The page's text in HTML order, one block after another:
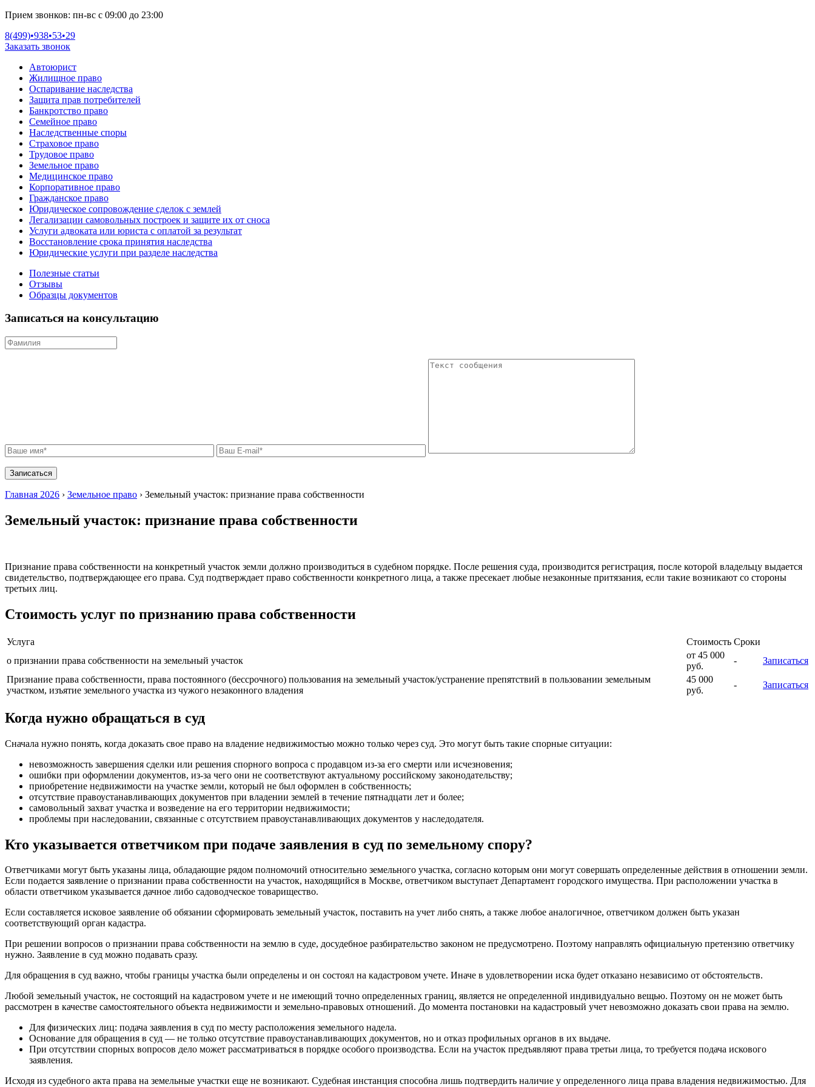
Прием звонков: пн-вс с 09:00 до 23:00
8(499)•938•53•29
Заказать звонок
Автоюрист
Жилищное право
Оспаривание наследства
Защита прав потребителей
Банкротство право
Семейное право
Наследственные споры
Страховое право
Трудовое право
Земельное право
Медицинское право
Корпоративное право
Гражданское право
Юридическое сопровождение сделок с землей
Легализации самовольных построек и защите их от сноса
Услуги адвоката или юриста с оплатой за результат
Восстановление срока принятия наследства
Юридические услуги при разделе наследства
Полезные статьи
Отзывы
Образцы документов
Записаться на консультацию
Главная 2026 › Земельное право › Земельный участок: признание права собственности
Земельный участок: признание права собственности
Признание права собственности на конкретный участок земли должно производиться в судебном порядке. После решения суда, производится регистрация, после которой владельцу выдается
свидетельство, подтверждающее его права. Суд подтверждает право собственности конкретного лица, а также пресекает любые незаконные притязания, если такие возникают со стороны
третьих лиц.
Стоимость услуг по признанию права собственности
Услуга Стоимость Сроки
о признании права собственности на земельный участок
от 45 000
руб.
-
Записаться
Признание права собственности, права постоянного (бессрочного) пользования на земельный участок/устранение препятствий в пользовании земельным
участком, изъятие земельного участка из чужого незаконного владения
45 000
руб.
- Записаться
Когда нужно обращаться в суд
Сначала нужно понять, когда доказать свое право на владение недвижимостью можно только через суд. Это могут быть такие спорные ситуации:
невозможность завершения сделки или решения спорного вопроса с продавцом из-за его смерти или исчезновения;
ошибки при оформлении документов, из-за чего они не соответствуют актуальному российскому законодательству;
приобретение недвижимости на участке земли, который не был оформлен в собственность;
отсутствие правоустанавливающих документов при владении землей в течение пятнадцати лет и более;
самовольный захват участка и возведение на его территории недвижимости;
проблемы при наследовании, связанные с отсутствием правоустанавливающих документов у наследодателя.
Кто указывается ответчиком при подаче заявления в суд по земельному спору?
Ответчиками могут быть указаны лица, обладающие рядом полномочий относительно земельного участка, согласно которым они могут совершать определенные действия в отношении земли.
Если подается заявление о признании права собственности на участок, находящийся в Москве, ответчиком выступает Департамент городского имущества. При расположении участка в
области ответчиком указывается дачное либо садоводческое товарищество.
Если составляется исковое заявление об обязании сформировать земельный участок, поставить на учет либо снять, а также любое аналогичное, ответчиком должен быть указан
соответствующий орган кадастра.
При решении вопросов о признании права собственности на землю в суде, досудебное разбирательство законом не предусмотрено. Поэтому направлять официальную претензию ответчику
нужно. Заявление в суд можно подавать сразу.
Для обращения в суд важно, чтобы границы участка были определены и он состоял на кадастровом учете. Иначе в удовлетворении иска будет отказано независимо от обстоятельств.
Любой земельный участок, не состоящий на кадастровом учете и не имеющий точно определенных границ, является не определенной индивидуально вещью. Поэтому он не может быть
рассмотрен в качестве самостоятельного объекта недвижимости и земельно-правовых отношений. До момента постановки на кадастровый учет невозможно доказать свои права на землю.
Для физических лиц: подача заявления в суд по месту расположения земельного надела.
Основание для обращения в суд — не только отсутствие правоустанавливающих документов, но и отказ профильных органов в их выдаче.
При отсутствии спорных вопросов дело может рассматриваться в порядке особого производства. Если на участок предъявляют права третьи лица, то требуется подача искового
заявления.
Исходя из судебного акта права на земельные участки еще не возникают. Судебная инстанция способна лишь подтвердить наличие у определенного лица права владения недвижимостью. Для